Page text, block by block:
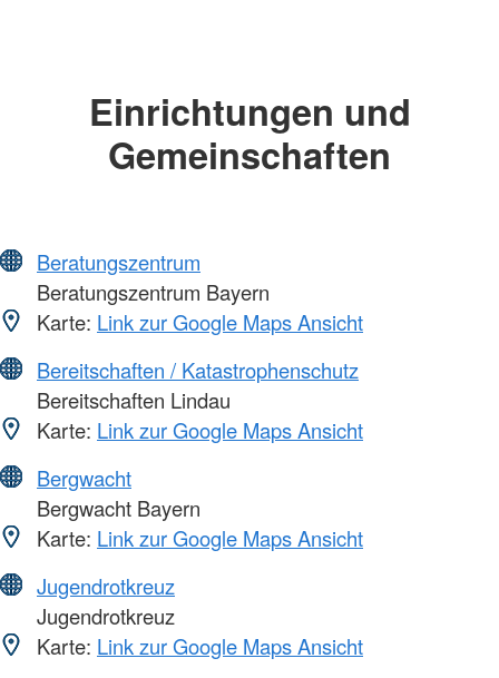
Einrichtungen und
Gemeinschaften
Beratungszentrum
Beratungszentrum Bayern
Karte: Link zur Google Maps Ansicht
Bereitschaften / Katastrophenschutz
Bereitschaften Lindau
Karte: Link zur Google Maps Ansicht
Bergwacht
Bergwacht Bayern
Karte: Link zur Google Maps Ansicht
Jugendrotkreuz
Jugendrotkreuz
Karte: Link zur Google Maps Ansicht